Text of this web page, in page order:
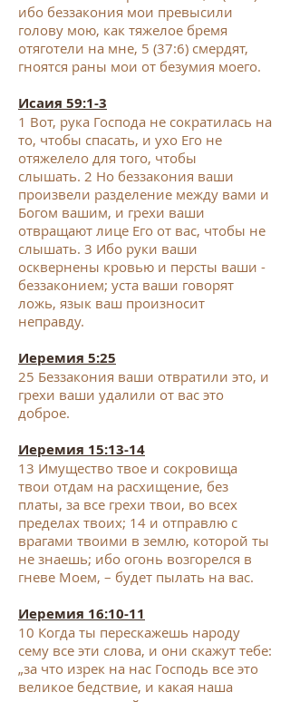
ибо беззакония мои превысили
голову мою, как тяжелое бремя
отяготели на мне, 5 (37:6) смердят,
гноятся раны мои от безумия моего.
Исаия 59:1-3
1 Вот, рука Господа не сократилась на
то, чтобы спасать, и ухо Его не
отяжелело для того, чтобы
слышать. 2 Но беззакония ваши
произвели разделение между вами и
Богом вашим, и грехи ваши
отвращают лице Его от вас, чтобы не
слышать. 3 Ибо руки ваши
осквернены кровью и персты ваши -
беззаконием; уста ваши говорят
ложь, язык ваш произносит
неправду.
Иеремия 5:25
25 Беззакония ваши отвратили это, и
грехи ваши удалили от вас это
доброе.
Иеремия 15:13-14
13 Имущество твое и сокровища
твои отдам на расхищение, без
платы, за все грехи твои, во всех
пределах твоих; 14 и отправлю с
врагами твоими в землю, которой ты
не знаешь; ибо огонь возгорелся в
гневе Моем, – будет пылать на вас.
Иеремия 16:10-11
10 Когда ты перескажешь народу
сему все эти слова, и они скажут тебе:
„за что изрек на нас Господь все это
великое бедствие, и какая наша